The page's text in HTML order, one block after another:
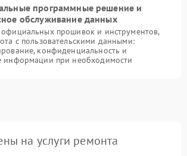
программные решение и
обслуживание данных
прошивок и инструментов,
с пользовательскими данными:
конфиденциальность и
информации при необходимости
на услуги ремонта